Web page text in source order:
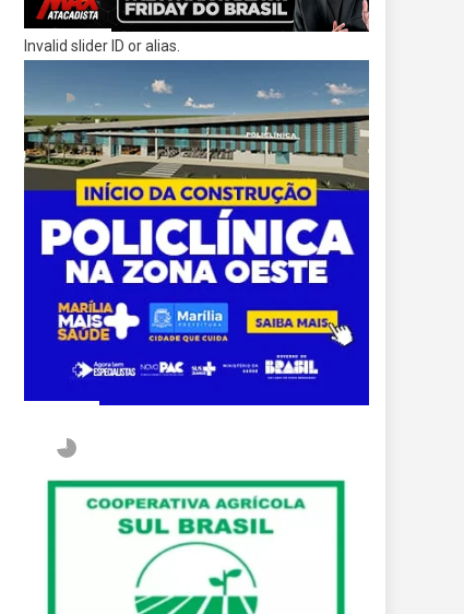
Invalid slider ID or alias.